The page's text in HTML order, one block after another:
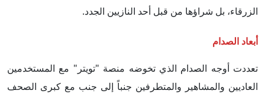
الزرقاء، بل شراؤها من قبل أحد النازيين الجدد.
أبعاد الصدام
تعددت أوجه الصدام الذي تخوضه منصة "تويتر" مع المستخدمين
العاديين والمشاهير والمتطرفين جنباً إلى جنب مع كبرى الصحف